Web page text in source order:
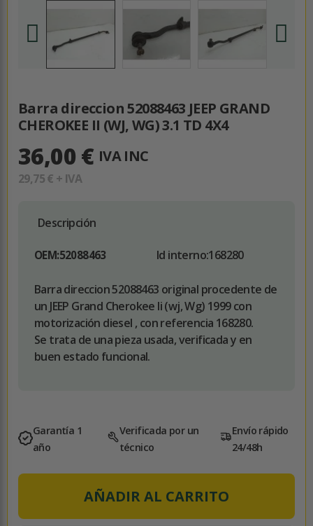
Barra direccion 52088463 JEEP GRAND
CHEROKEE II (WJ, WG) 3.1 TD 4X4
36,00 € IVA INC
29,75 € + IVA
Descripción
OEM:52088463 Id interno:168280
Barra direccion 52088463 original procedente de
un JEEP Grand Cherokee Ii (wj, Wg) 1999 con
motorización diesel , con referencia 168280.
Se trata de una pieza usada, verificada y en
buen estado funcional.
Garantía 1
año
Verificada por un
técnico
Envío rápido
24/48h
AÑADIR AL CARRITO